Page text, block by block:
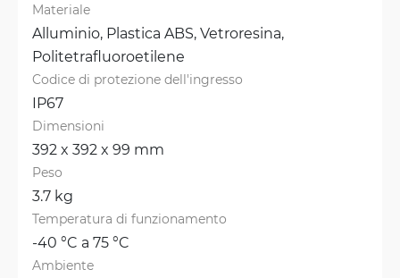
Materiale
Alluminio, Plastica ABS, Vetroresina,
Politetrafluoroetilene
Codice di protezione dell'ingresso
IP67
Dimensioni
392 x 392 x 99 mm
Peso
3.7 kg
Temperatura di funzionamento
-40 °C a 75 °C
Ambiente